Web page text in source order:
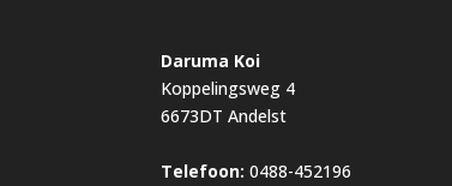
Daruma Koi
Koppelingsweg 4
6673DT Andelst
Telefoon: 0488-452196